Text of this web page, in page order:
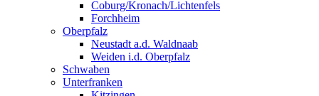
Coburg/Kronach/Lichtenfels
Forchheim
Oberpfalz
Neustadt a.d. Waldnaab
Weiden i.d. Oberpfalz
Schwaben
Unterfranken